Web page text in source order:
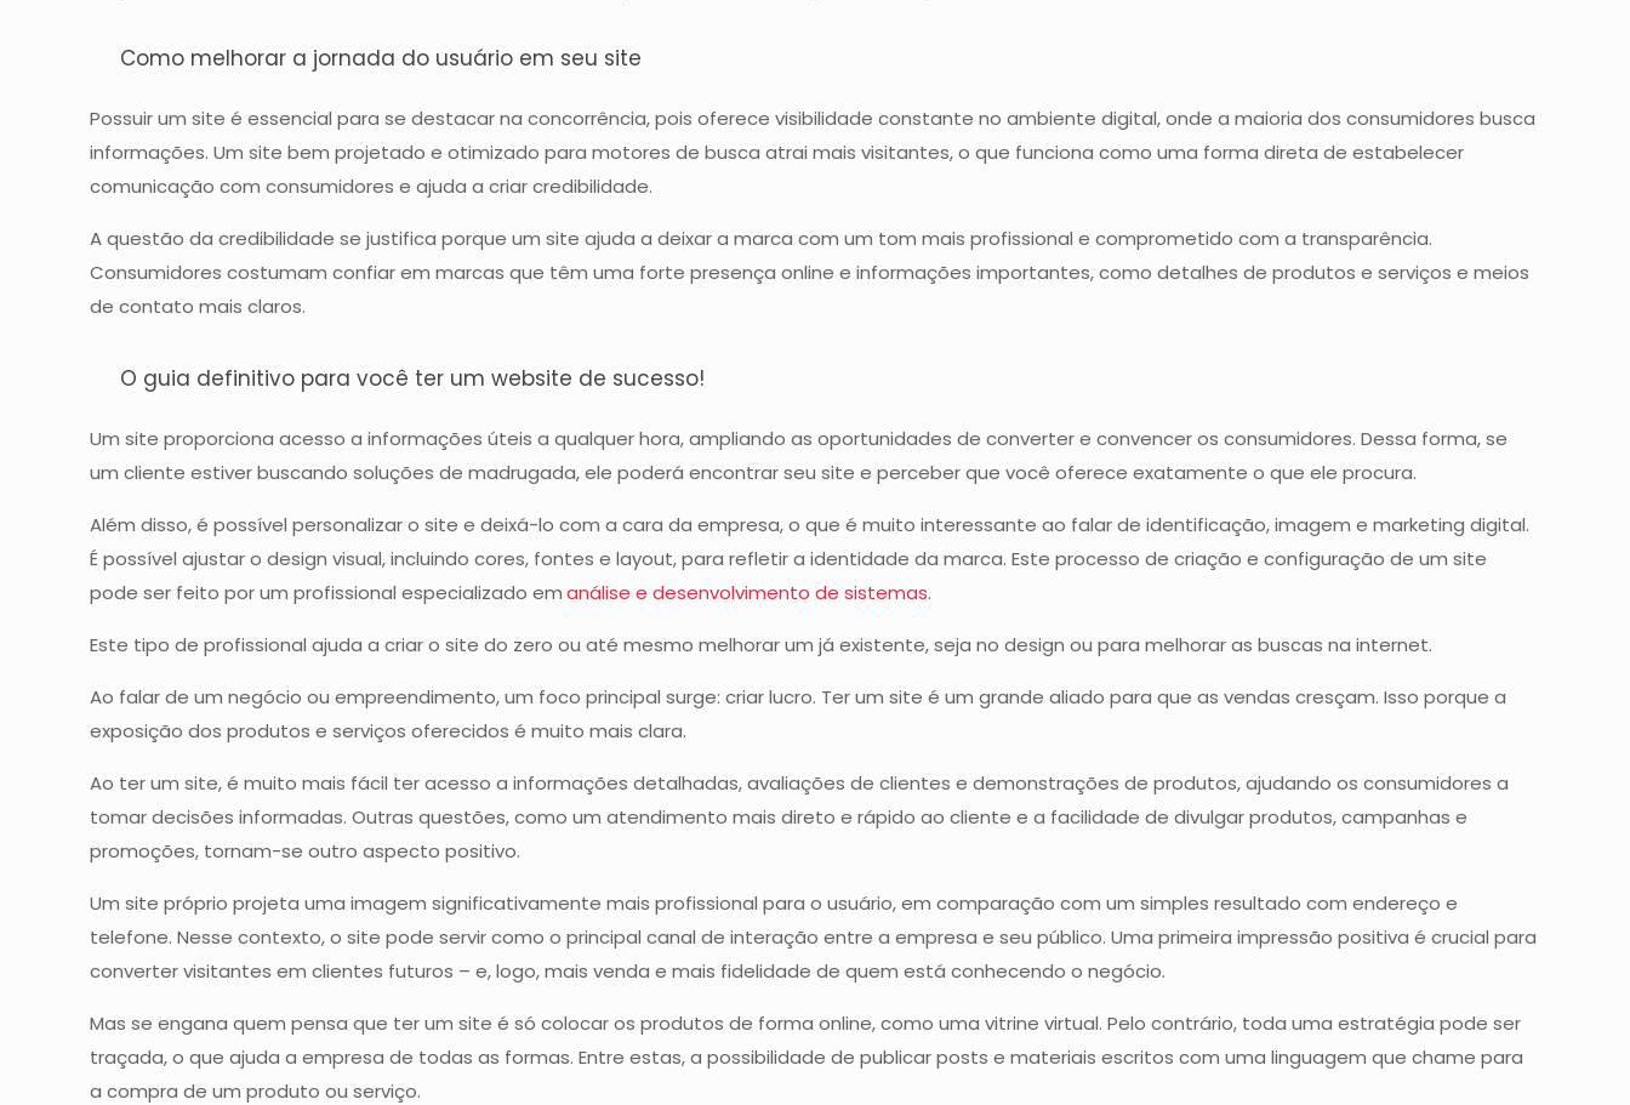
Como melhorar a jornada do usuário em seu site
Possuir um site é essencial para se destacar na concorrência, pois oferece visibilidade constante no ambiente digital, onde a maioria dos consumidores busca
informações. Um site bem projetado e otimizado para motores de busca atrai mais visitantes, o que funciona como uma forma direta de estabelecer
comunicação com consumidores e ajuda a criar credibilidade.
A questão da credibilidade se justifica porque um site ajuda a deixar a marca com um tom mais profissional e comprometido com a transparência.
Consumidores costumam confiar em marcas que têm uma forte presença online e informações importantes, como detalhes de produtos e serviços e meios
de contato mais claros.
O guia definitivo para você ter um website de sucesso!
Um site proporciona acesso a informações úteis a qualquer hora, ampliando as oportunidades de converter e convencer os consumidores. Dessa forma, se
um cliente estiver buscando soluções de madrugada, ele poderá encontrar seu site e perceber que você oferece exatamente o que ele procura.
Além disso, é possível personalizar o site e deixá-lo com a cara da empresa, o que é muito interessante ao falar de identificação, imagem e marketing digital.
É possível ajustar o design visual, incluindo cores, fontes e layout, para refletir a identidade da marca. Este processo de criação e configuração de um site
pode ser feito por um profissional especializado emanálise e desenvolvimento de sistemas.
Este tipo de profissional ajuda a criar o site do zero ou até mesmo melhorar um já existente, seja no design ou para melhorar as buscas na internet.
Ao falar de um negócio ou empreendimento, um foco principal surge: criar lucro. Ter um site é um grande aliado para que as vendas cresçam. Isso porque a
exposição dos produtos e serviços oferecidos é muito mais clara.
Ao ter um site, é muito mais fácil ter acesso a informações detalhadas, avaliações de clientes e demonstrações de produtos, ajudando os consumidores a
tomar decisões informadas. Outras questões, como um atendimento mais direto e rápido ao cliente e a facilidade de divulgar produtos, campanhas e
promoções, tornam-se outro aspecto positivo.
Um site próprio projeta uma imagem significativamente mais profissional para o usuário, em comparação com um simples resultado com endereço e
telefone. Nesse contexto, o site pode servir como o principal canal de interação entre a empresa e seu público. Uma primeira impressão positiva é crucial para
converter visitantes em clientes futuros – e, logo, mais venda e mais fidelidade de quem está conhecendo o negócio.
Mas se engana quem pensa que ter um site é só colocar os produtos de forma online, como uma vitrine virtual. Pelo contrário, toda uma estratégia pode ser
traçada, o que ajuda a empresa de todas as formas. Entre estas, a possibilidade de publicar posts e materiais escritos com uma linguagem que chame para
a compra de um produto ou serviço.